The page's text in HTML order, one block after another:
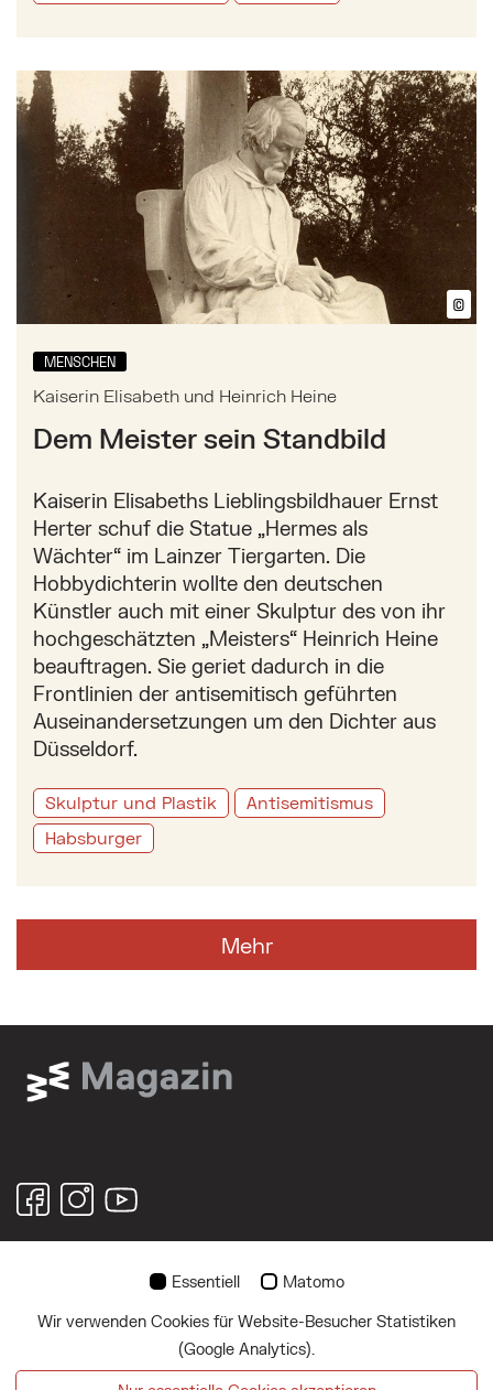
©
MENSCHEN
Kaiserin Elisabeth und Heinrich Heine
Dem Meister sein Standbild
Kaiserin Elisabeths Lieblingsbildhauer Ernst
Herter schuf die Statue „Hermes als
Wächter“ im Lainzer Tiergarten. Die
Hobbydichterin wollte den deutschen
Künstler auch mit einer Skulptur des von ihr
hochgeschätzten „Meisters“ Heinrich Heine
beauftragen. Sie geriet dadurch in die
Frontlinien der antisemitisch geführten
Auseinandersetzungen um den Dichter aus
Düsseldorf.
Skulptur und Plastik
Antisemitismus
Habsburger
Mehr zu: Kaiserin Elisabeth und Heinrich Heine
Mehr
Über uns
Essentiell Matomo
Wir verwenden Cookies für Website-Besucher Statistiken
(Google Analytics).